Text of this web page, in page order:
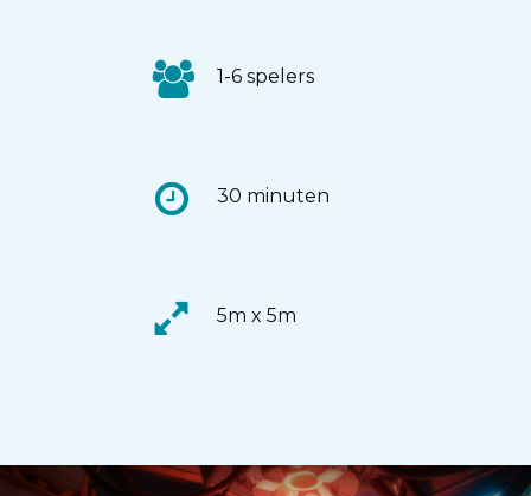
1-6 spelers
30 minuten
5m x 5m